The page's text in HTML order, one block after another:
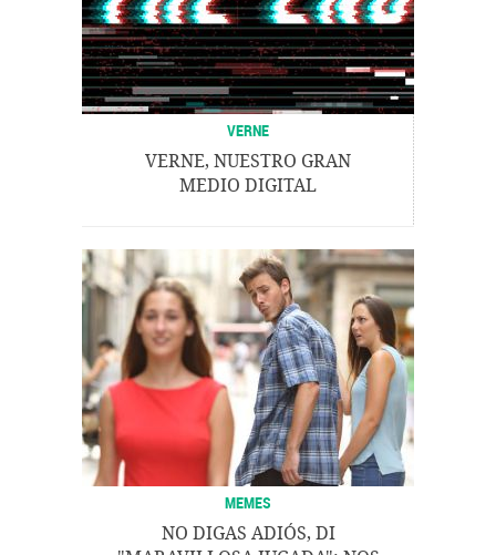
VERNE
VERNE, NUESTRO GRAN
MEDIO DIGITAL
MEMES
NO DIGAS ADIÓS, DI